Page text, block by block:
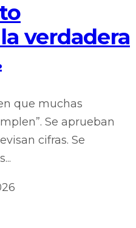
verdadera
que muchas
Se aprueban
cifras. Se